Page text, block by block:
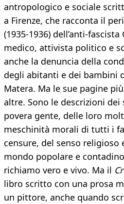
antropologico e sociale
a Firenze, che racconta il
(1935-1936) dell’anti-
medico, attivista politico e
anche la denuncia della
degli abitanti e dei bambini
Matera. Ma le sue pagine
altre. Sono le descrizioni
povera gente, delle loro
meschinità morali di tutti i
censure, del senso religioso
mondo popolare e
richiamo vero e vivo. Ma il
libro scritto con una prosa
un pittore, anche quando